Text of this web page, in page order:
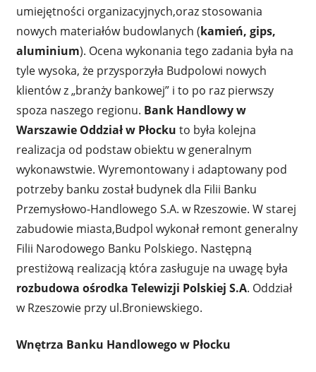
umiejętności organizacyjnych,oraz stosowania
nowych materiałów budowlanych (kamień, gips,
aluminium). Ocena wykonania tego zadania była na
tyle wysoka, że przysporzyła Budpolowi nowych
klientów z „branży bankowej” i to po raz pierwszy
spoza naszego regionu. Bank Handlowy w
Warszawie Oddział w Płocku to była kolejna
realizacja od podstaw obiektu w generalnym
wykonawstwie. Wyremontowany i adaptowany pod
potrzeby banku został budynek dla Filii Banku
Przemysłowo-Handlowego S.A. w Rzeszowie. W starej
zabudowie miasta,Budpol wykonał remont generalny
Filii Narodowego Banku Polskiego. Następną
prestiżową realizacją która zasługuje na uwagę była
rozbudowa ośrodka Telewizji Polskiej S.A. Oddział
w Rzeszowie przy ul.Broniewskiego.
Wnętrza Banku Handlowego w Płocku